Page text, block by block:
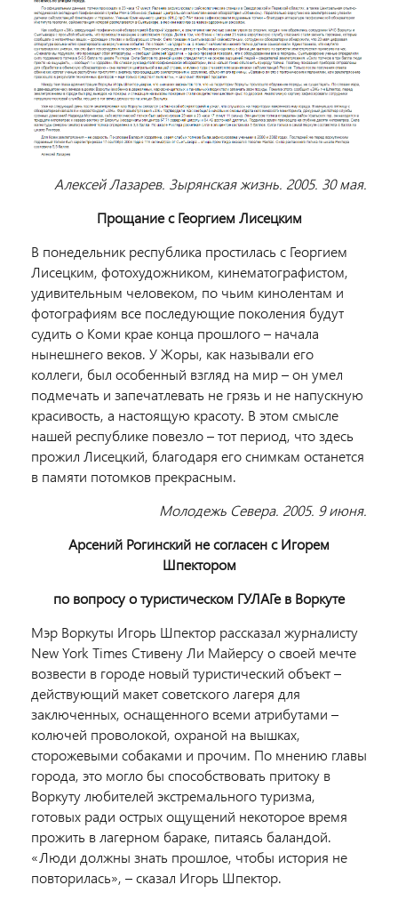
Алексей Лазарев. Зырянская жизнь. 2005. 30 мая.
Прощание с Георгием Лисецким
В понедельник республика простилась с Георгием
Лисецким, фотохудожником, кинематографистом,
удивительным человеком, по чьим кинолентам и
фотографиям все последующие поколения будут
судить о Коми крае конца прошлого – начала
нынешнего веков. У Жоры, как называли его
коллеги, был особенный взгляд на мир – он умел
подмечать и запечатлевать не грязь и не напускную
красивость, а настоящую красоту. В этом смысле
нашей республике повезло – тот период, что здесь
прожил Лисецкий, благодаря его снимкам останется
в памяти потомков прекрасным.
Молодежь Севера. 2005. 9 июня.
Арсений Рогинский не согласен с Игорем
Шпектором
по вопросу о туристическом ГУЛАГе в Воркуте
Мэр Воркуты Игорь Шпектор рассказал журналисту
New York Times Стивену Ли Майерсу о своей мечте
возвести в городе новый туристический объект –
действующий макет советского лагеря для
заключенных, оснащенного всеми атрибутами –
колючей проволокой, охраной на вышках,
сторожевыми собаками и прочим. По мнению главы
города, это могло бы способствовать притоку в
Воркуту любителей экстремального туризма,
готовых ради острых ощущений некоторое время
прожить в лагерном бараке, питаясь баландой.
«Люди должны знать прошлое, чтобы история не
повторилась», – сказал Игорь Шпектор.